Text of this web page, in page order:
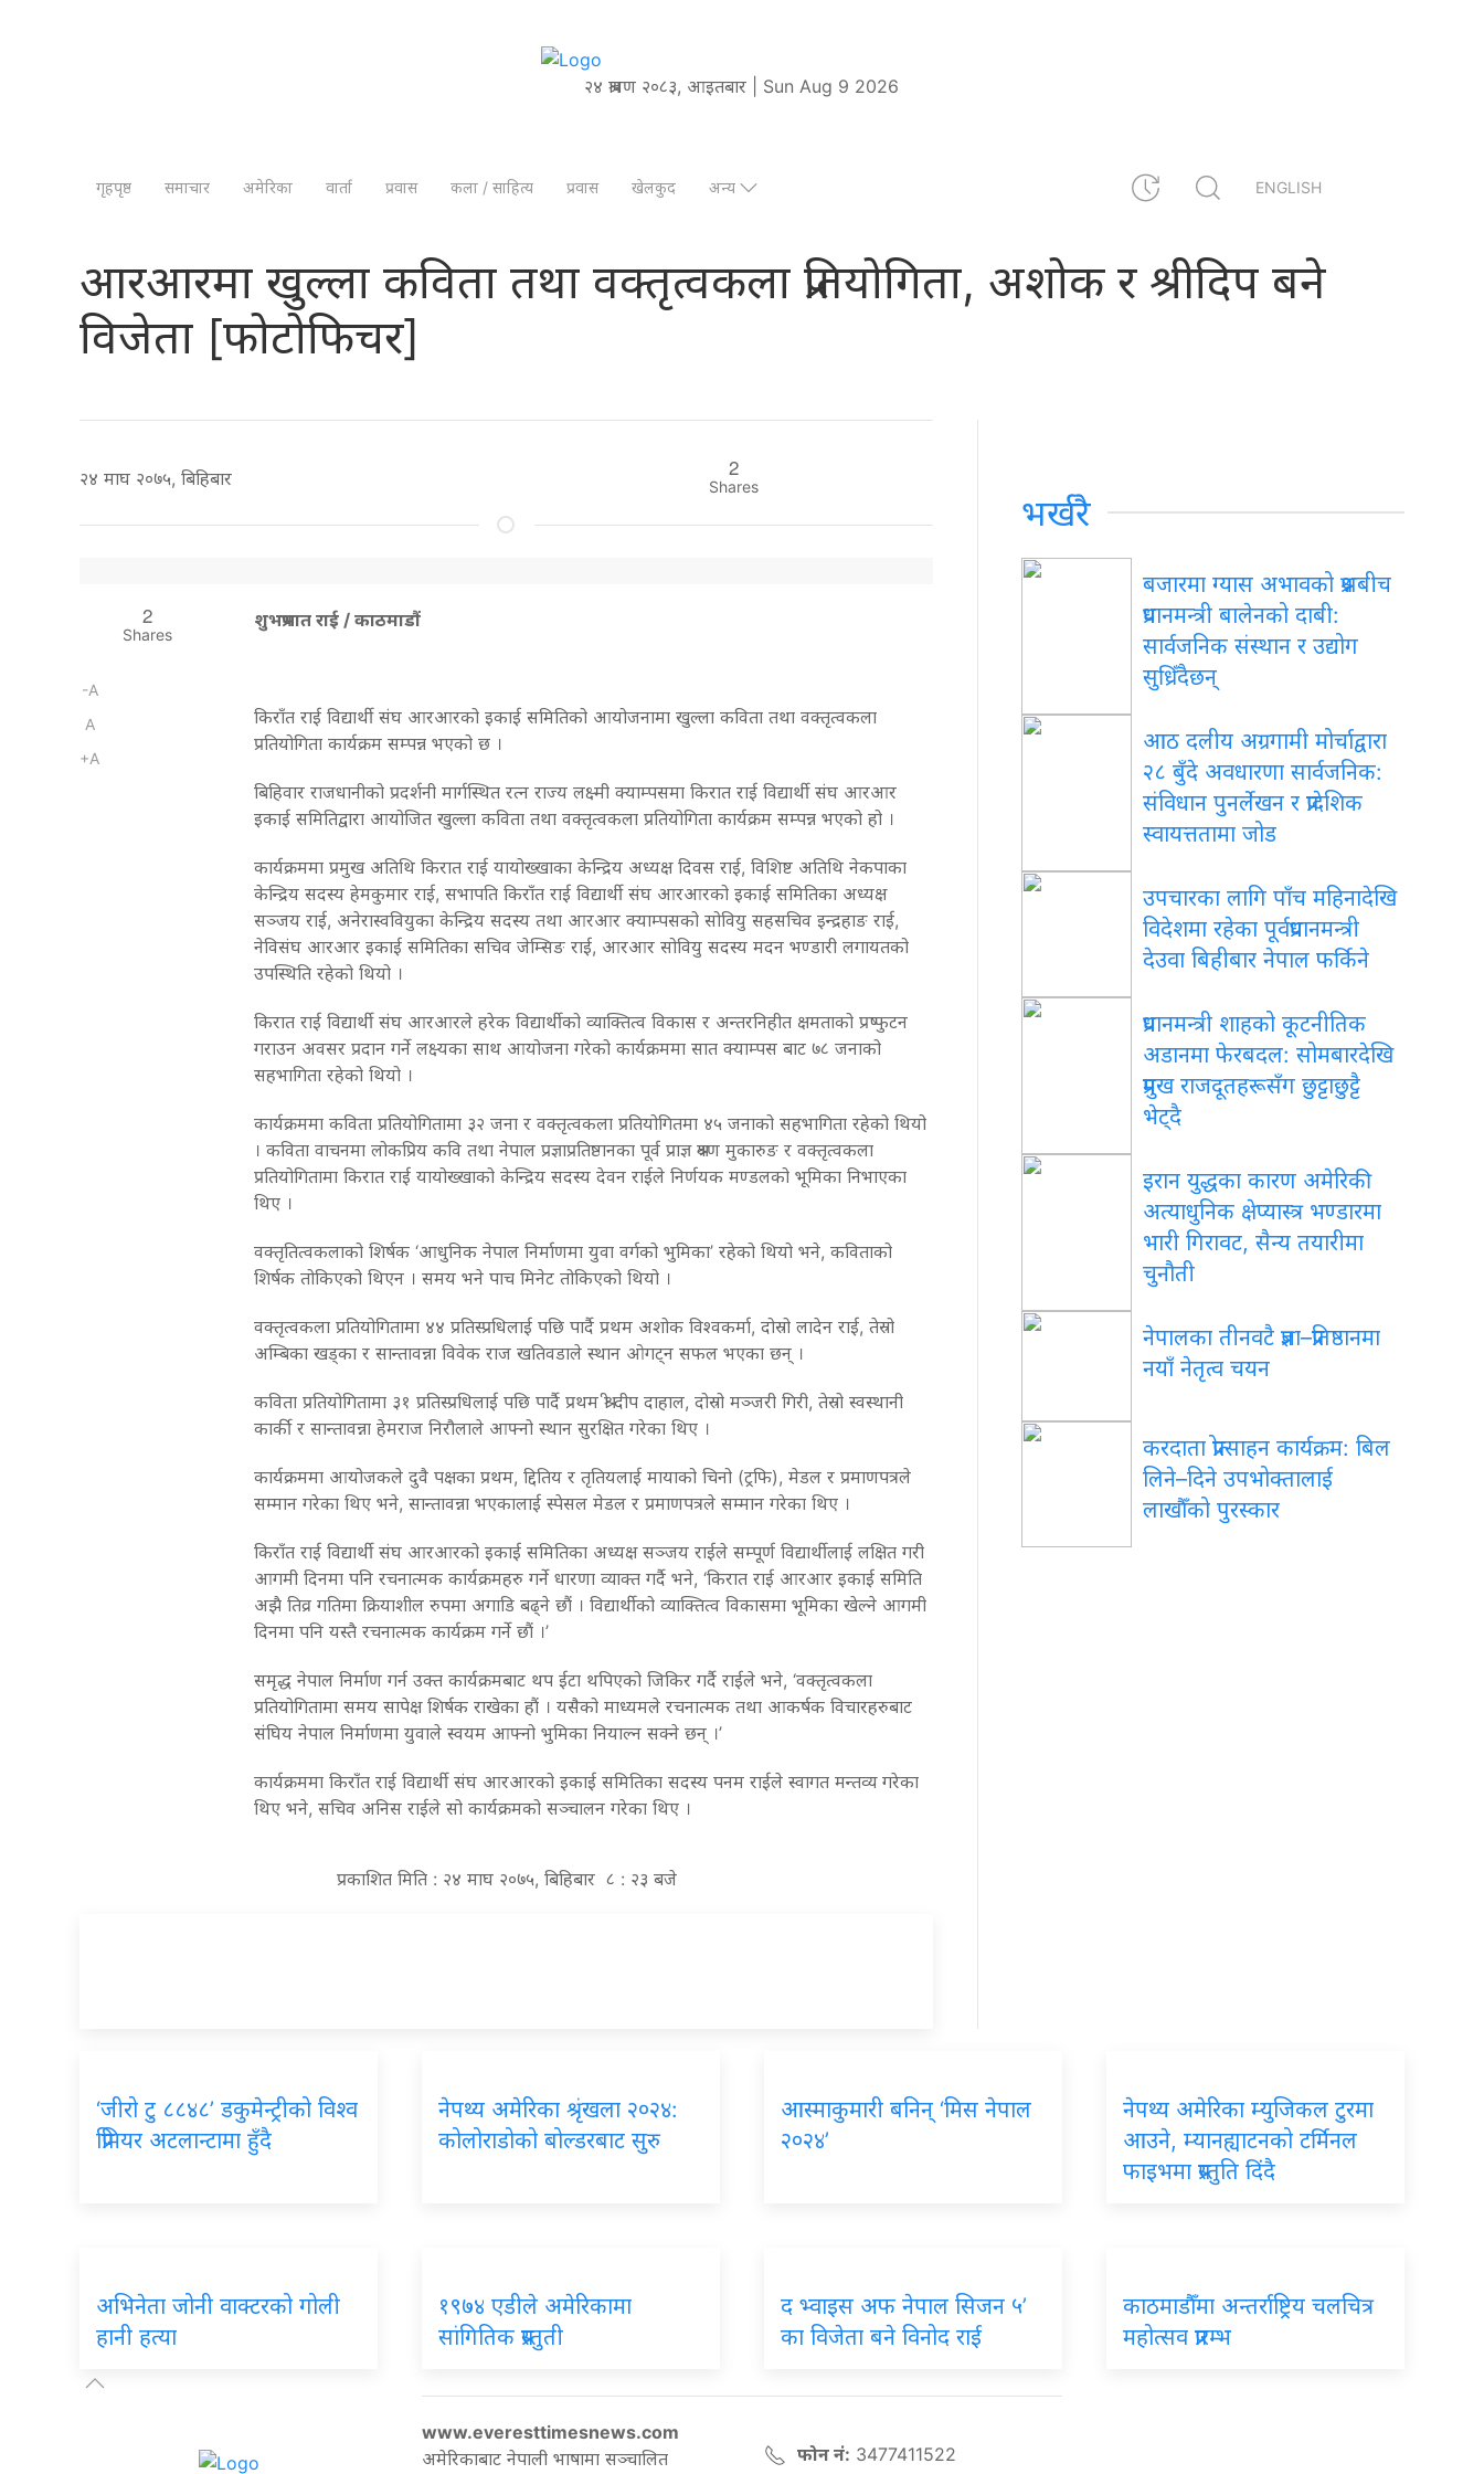
२४ श्रावण २०८३, आइतबार | Sun Aug 9 2026
गृहपृष्ठ समाचार अमेरिका वार्ता प्रवास कला / साहित्य प्रवास खेलकुद अन्य ENGLISH
आरआरमा खुल्ला कविता तथा वक्तृत्वकला प्रतियोगिता, अशोक र श्रीदिप बने
विजेता [फोटोफिचर]
२४ माघ २०७५, बिहिबार 2
Shares
2
Shares
-A
A
+A
शुभप्रभात राई / काठमाडौं
किराँत राई विद्यार्थी संघ आरआरको इकाई समितिको आयोजनामा खुल्ला कविता तथा वक्तृत्वकला
प्रतियोगिता कार्यक्रम सम्पन्न भएको छ ।
बिहिवार राजधानीको प्रदर्शनी मार्गस्थित रत्न राज्य लक्ष्मी क्याम्पसमा किरात राई विद्यार्थी संघ आरआर
इकाई समितिद्वारा आयोजित खुल्ला कविता तथा वक्तृत्वकला प्रतियोगिता कार्यक्रम सम्पन्न भएको हो ।
कार्यक्रममा प्रमुख अतिथि किरात राई यायोख्खाका केन्द्रिय अध्यक्ष दिवस राई, विशिष्ट अतिथि नेकपाका
केन्द्रिय सदस्य हेमकुमार राई, सभापति किराँत राई विद्यार्थी संघ आरआरको इकाई समितिका अध्यक्ष
सञ्जय राई, अनेरास्ववियुका केन्द्रिय सदस्य तथा आरआर क्याम्पसको सोवियु सहसचिव इन्द्रहाङ राई,
नेविसंघ आरआर इकाई समितिका सचिव जेम्‍सिङ राई, आरआर सोवियु सदस्य मदन भण्डारी लगायतको
उपस्थिति रहेको थियो ।
किरात राई विद्यार्थी संघ आरआरले हरेक विद्यार्थीको व्याक्तित्व विकास र अन्तरनिहीत क्षमताको प्रष्फुटन
गराउन अवसर प्रदान गर्ने लक्ष्यका साथ आयोजना गरेको कार्यक्रममा सात क्याम्पस बाट ७८ जनाको
सहभागिता रहेको थियो ।
कार्यक्रममा कविता प्रतियोगितामा ३२ जना र वक्तृत्वकला प्रतियोगितमा ४५ जनाको सहभागिता रहेको थियो
। कविता वाचनमा लोकप्रिय कवि तथा नेपाल प्रज्ञाप्रतिष्ठानका पूर्व प्राज्ञ श्रवण मुकारुङ र वक्तृत्वकला
प्रतियोगितामा किरात राई यायोख्खाको केन्द्रिय सदस्य देवन राईले निर्णयक मण्डलको भूमिका निभाएका
थिए ।
वक्तृतित्वकलाको शिर्षक ‘आधुनिक नेपाल निर्माणमा युवा वर्गको भुमिका’ रहेको थियो भने, कविताको
शिर्षक तोकिएको थिएन । समय भने पाच मिनेट तोकिएको थियो ।
वक्तृत्वकला प्रतियोगितामा ४४ प्रतिस्प्रधिलाई पछि पार्दै प्रथम अशोक विश्वकर्मा, दोस्रो लादेन राई, तेस्रो
अम्बिका खड्का र सान्तावन्ना विवेक राज खतिवडाले स्थान ओगट्न सफल भएका छन् ।
कविता प्रतियोगितामा ३१ प्रतिस्प्रधिलाई पछि पार्दै प्रथम श्री दीप दाहाल, दोस्रो मञ्जरी गिरी, तेस्रो स्वस्थानी
कार्की र सान्तावन्ना हेमराज निरौलाले आफ्‍नो स्थान सुरक्षित गरेका थिए ।
कार्यक्रममा आयोजकले दुवै पक्षका प्रथम, द्दितिय र तृतियलाई मायाको चिनो (ट्रफि), मेडल र प्रमाणपत्रले
सम्मान गरेका थिए भने, सान्तावन्ना भएकालाई स्पेसल मेडल र प्रमाणपत्रले सम्मान गरेका थिए ।
किराँत राई विद्यार्थी संघ आरआरको इकाई समितिका अध्यक्ष सञ्जय राईले सम्पूर्ण विद्यार्थीलाई लक्षित गरी
आगमी दिनमा पनि रचनात्मक कार्यक्रमहरु गर्ने धारणा व्याक्त गर्दै भने, ‘किरात राई आरआर इकाई समिति
अझै तिव्र गतिमा क्रियाशील रुपमा अगाडि बढ्ने छौं । विद्यार्थीको व्याक्तित्व विकासमा भूमिका खेल्ने आगमी
दिनमा पनि यस्तै रचनात्मक कार्यक्रम गर्ने छौं ।’
समृद्ध नेपाल निर्माण गर्न उक्त कार्यक्रमबाट थप ईटा थपिएको जिकिर गर्दै राईले भने, ‘वक्तृत्वकला
प्रतियोगितामा समय सापेक्ष शिर्षक राखेका हौं । यसैको माध्यमले रचनात्मक तथा आकर्षक विचारहरुबाट
संघिय नेपाल निर्माणमा युवाले स्वयम आफ्नो भुमिका नियाल्न सक्ने छन् ।’
कार्यक्रममा किराँत राई विद्यार्थी संघ आरआरको इकाई समितिका सदस्य पनम राईले स्वागत मन्तव्य गरेका
थिए भने, सचिव अनिस राईले सो कार्यक्रमको सञ्चालन गरेका थिए ।
प्रकाशित मिति : २४ माघ २०७५, बिहिबार ८ : २३ बजे
भर्खरै
बजारमा ग्यास अभावको प्रश्नबीच
प्रधानमन्त्री बालेनको दाबी:
सार्वजनिक संस्थान र उद्योग
सुध्रिँदैछन्
आठ दलीय अग्रगामी मोर्चाद्वारा
२८ बुँदे अवधारणा सार्वजनिक:
संविधान पुनर्लेखन र प्रादेशिक
स्वायत्ततामा जोड
उपचारका लागि पाँच महिनादेखि
विदेशमा रहेका पूर्वप्रधानमन्त्री
देउवा बिहीबार नेपाल फर्किने
प्रधानमन्त्री शाहको कूटनीतिक
अडानमा फेरबदल: सोमबारदेखि
प्रमुख राजदूतहरूसँग छुट्टाछुट्टै
भेट्दै
इरान युद्धका कारण अमेरिकी
अत्याधुनिक क्षेप्यास्त्र भण्डारमा
भारी गिरावट, सैन्य तयारीमा
चुनौती
नेपालका तीनवटै प्रज्ञा–प्रतिष्ठानमा
नयाँ नेतृत्व चयन
करदाता प्रोत्साहन कार्यक्रम: बिल
लिने–दिने उपभोक्तालाई
लाखौँको पुरस्कार
‘जीरो टु ८८४८’ डकुमेन्ट्रीको विश्व
प्रिमियर अटलान्टामा हुँदै
नेपथ्य अमेरिका श्रृंखला २०२४:
कोलोराडोको बोल्डरबाट सुरु
आस्माकुमारी बनिन् ‘मिस नेपाल
२०२४’
नेपथ्य अमेरिका म्युजिकल टुरमा
आउने, म्यानह्याटनको टर्मिनल
फाइभमा प्रस्तुति दिंदै
अभिनेता जोनी वाक्टरको गोली
हानी हत्या
१९७४ एडीले अमेरिकामा
सांगितिक प्रस्तुती
द भ्वाइस अफ नेपाल सिजन ५’
का विजेता बने विनोद राई
काठमाडौँमा अन्तर्राष्ट्रिय चलचित्र
महोत्सव प्रारम्भ
www.everesttimesnews.com
अमेरिकाबाट नेपाली भाषामा सञ्चालित
फोन नं: 3477411522